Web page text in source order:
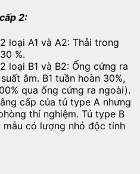
2:
loại A1 và A2: Thải trong
%.
loại B1 và B2: Ống cứng ra
âm. B1 tuần hoàn 30%,
qua ống cứng ra ngoài).
cấp của tủ type A nhưng
thí nghiệm. Tủ type B
có lượng nhỏ độc tính